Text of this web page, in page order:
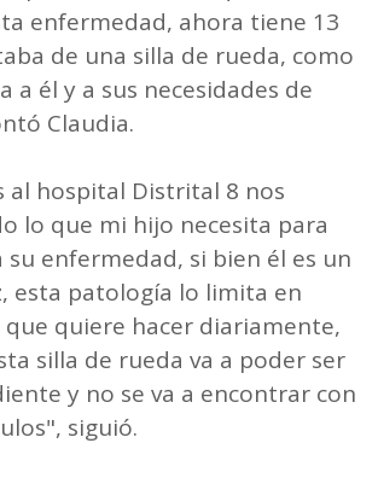
enfermedad, ahora tiene 13
de una silla de rueda, como
a él y a sus necesidades de
Claudia.
al hospital Distrital 8 nos
lo que mi hijo necesita para
enfermedad, si bien él es un
esta patología lo limita en
que quiere hacer diariamente,
silla de rueda va a poder ser
y no se va a encontrar con
siguió.